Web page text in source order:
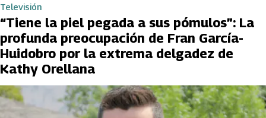
Televisión
“Tiene la piel pegada a sus pómulos”: La
profunda preocupación de Fran García-
Huidobro por la extrema delgadez de
Kathy Orellana